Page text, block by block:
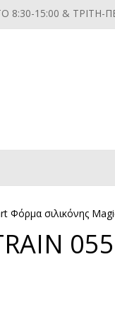
8:30-15:00 & ΤΡΙΤΗ-
Φόρμα σιλικόνης